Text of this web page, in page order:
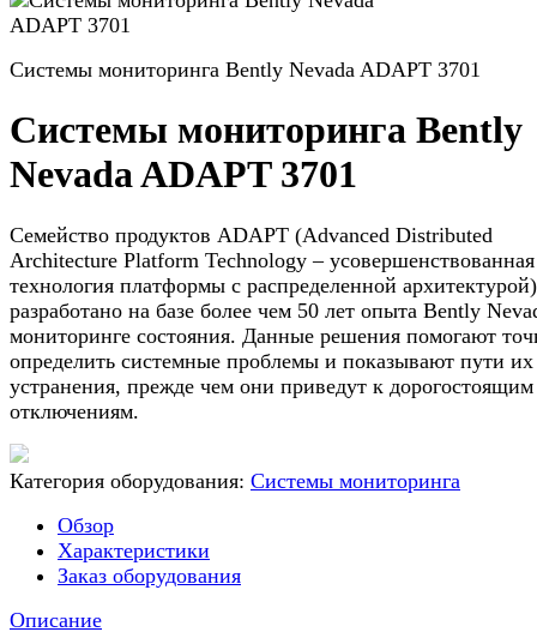
Системы мониторинга Bently Nevada ADAPT 3701
Системы мониторинга Bently
Nevada ADAPT 3701
Семейство продуктов ADAPT (Advanced Distributed
Architecture Platform Technology – усовершенствованная
технология платформы с распределенной архитектурой)
разработано на базе более чем 50 лет опыта Bently
мониторинге состояния. Данные решения помогают
определить системные проблемы и показывают пути их
устранения, прежде чем они приведут к дорогостоящим
отключениям.
Категория оборудования: Системы мониторинга
Обзор
Характеристики
Заказ оборудования
Описание